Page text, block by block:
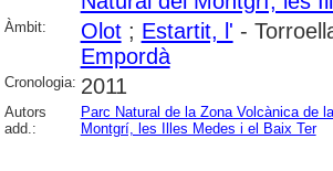
Àmbit: Olot; Estartit, l' -
Empordà
Cronologia: 2011
Autors
add.:
Parc Natural de la Zona Volcànica de
Montgrí, les Illes Medes i el Baix Ter